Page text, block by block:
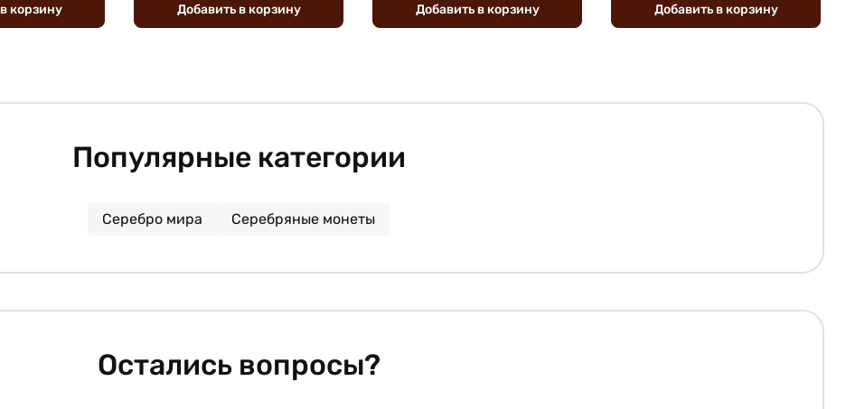
вкорзину Добавить вкорзину Добавить вкорзину Добавить вкорзину
Популярные категории
Серебро мира Серебряные монеты
Остались вопросы?